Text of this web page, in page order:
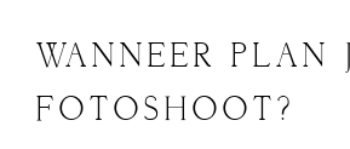
WANNEER PLAN
FOTOSHOOT?